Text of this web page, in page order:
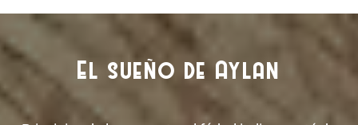
El sueño de Aylan